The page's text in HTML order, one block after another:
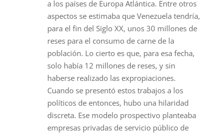
a los países de Europa Atlántica. Entre otros
aspectos se estimaba que Venezuela tendría,
para el fin del Siglo XX, unos 30 millones de
reses para el consumo de carne de la
población. Lo cierto es que, para esa fecha,
solo había 12 millones de reses, y sin
haberse realizado las expropiaciones.
Cuando se presentó estos trabajos a los
políticos de entonces, hubo una hilaridad
discreta. Ese modelo prospectivo planteaba
empresas privadas de servicio público de